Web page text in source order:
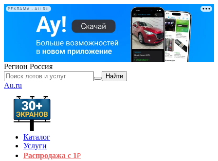
РЕКЛАМА • AU.RU
Регион Россия
Найти
Au.ru
Каталог
Услуги
Распродажа с 1₽